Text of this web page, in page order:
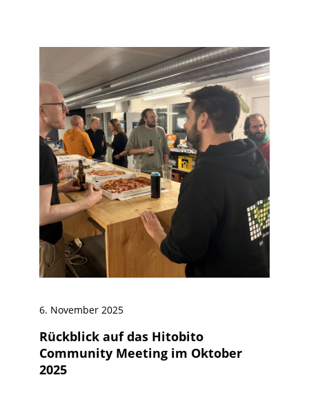
6. November 2025
Rückblick auf das Hitobito
Community Meeting im Oktober
2025